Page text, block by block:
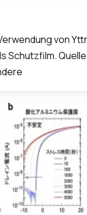
von
Schutzfilm.